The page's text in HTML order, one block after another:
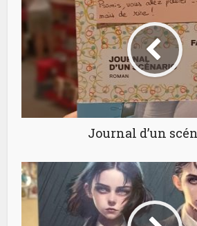
Journal d’un